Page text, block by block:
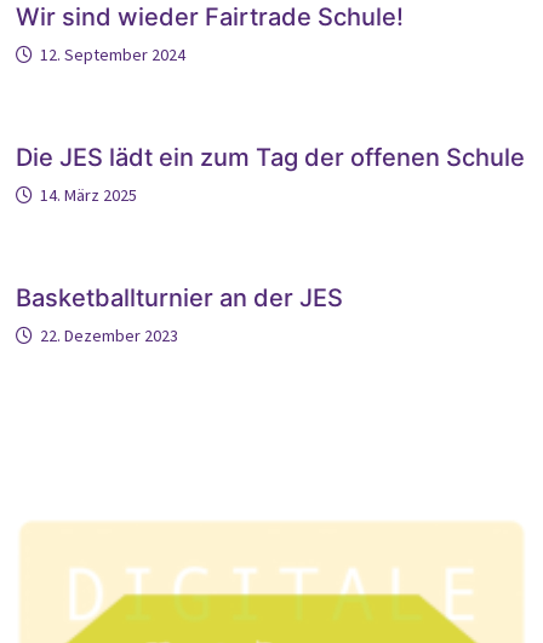
Wir sind wieder Fairtrade Schule!
12. September 2024
Die JES lädt ein zum Tag der offenen Schule
14. März 2025
Basketballturnier an der JES
22. Dezember 2023